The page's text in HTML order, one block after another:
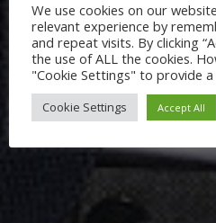
We use cookies on our
relevant experience by
and repeat visits. By clicking
the use of ALL the cookies.
"Cookie Settings" to provide
Cookie Settings Accept All